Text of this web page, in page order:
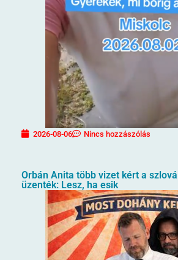
2026-08-06 Nincs hozzászólás
Orbán Anita több vizet kért a
üzenték: Lesz, ha esik